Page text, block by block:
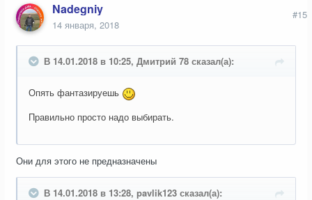
Nadegniy
14 января, 2018
#15
В 14.01.2018 в 10:25, Дмитрий 78 сказал(а):
Опять фантазируешь
Правильно просто надо выбирать.
Они для этого не предназначены
В 14.01.2018 в 13:28, pavlik123 сказал(а):